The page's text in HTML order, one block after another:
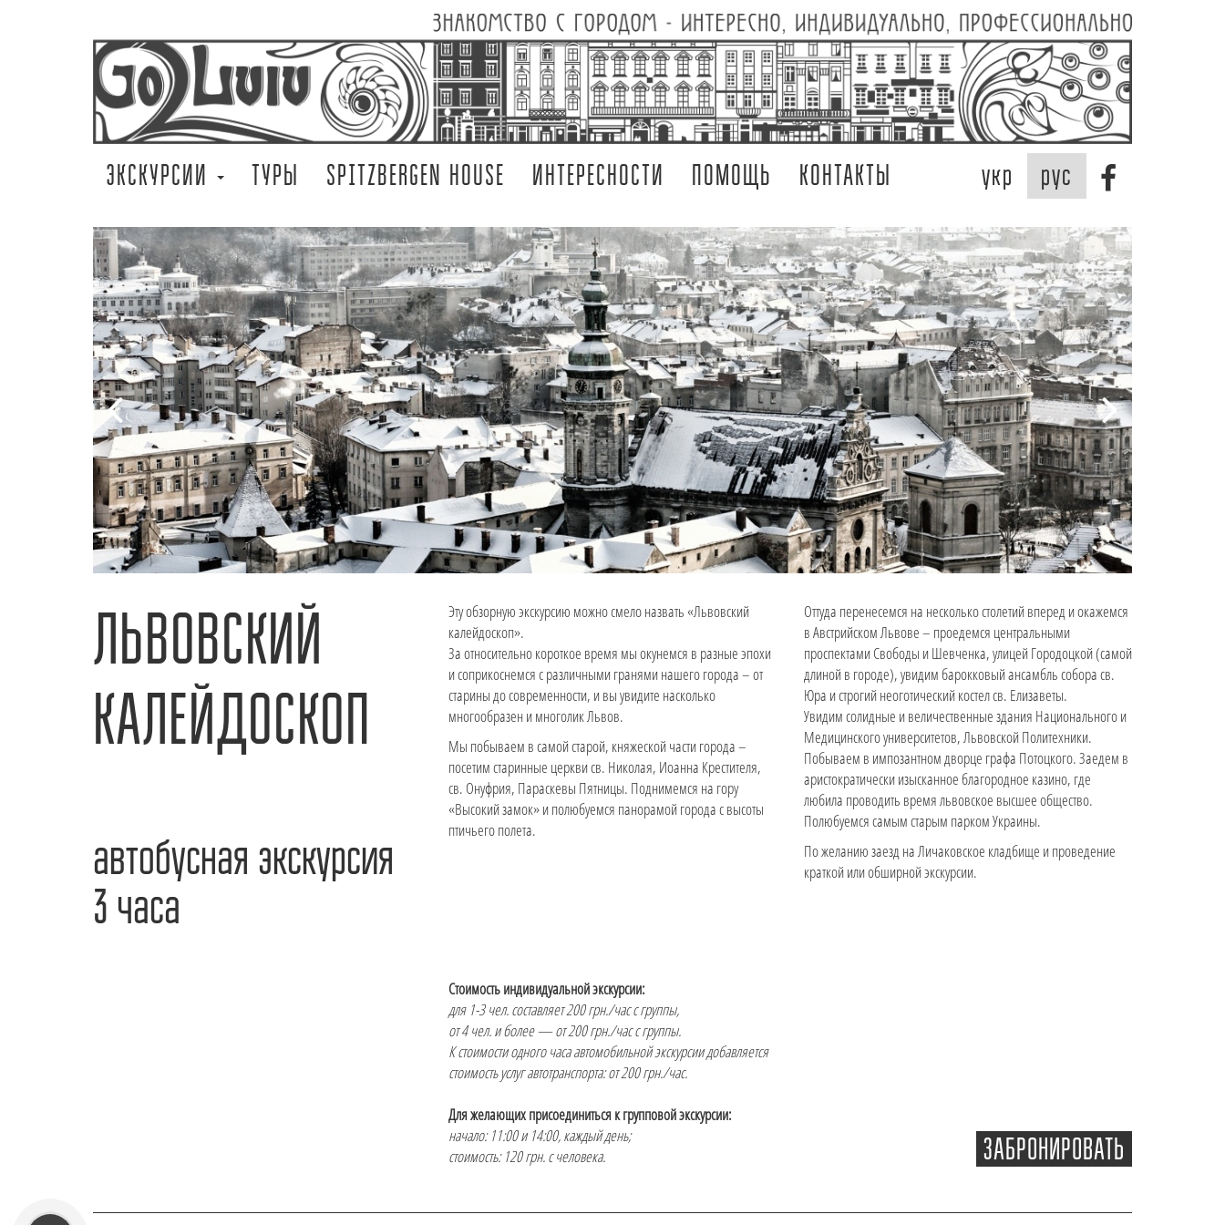
ЭКСКУРСИИ ТУРЫ SPITZBERGEN HOUSE ИНТЕРЕСНОСТИ ПОМОЩЬ КОНТАКТЫ рус
укр
ЛЬВОВСКИЙ
КАЛЕЙДОСКОП
автобусная экскурсия
3 часа
Эту обзорную экскурсию можно смело назвать «Львовский
калейдоскоп».
За относительно короткое время мы окунемся в разные эпохи
и соприкоснемся с различными гранями нашего города – от
старины до современности, и вы увидите насколько
многообразен и многолик Львов.
Мы побываем в самой старой, княжеской части города –
посетим старинные церкви св. Николая, Иоанна Крестителя,
св. Онуфрия, Параскевы Пятницы. Поднимемся на гору
«Высокий замок» и полюбуемся панорамой города с высоты
птичьего полета.
Оттуда перенесемся на несколько столетий вперед и окажемся
в Австрийском Львове – проедемся центральными
проспектами Свободы и Шевченка, улицей Городоцкой (самой
длиной в городе), увидим барокковый ансамбль собора св.
Юра и строгий неоготический костел св. Елизаветы.
Увидим солидные и величественные здания Национального и
Медицинского университетов, Львовской Политехники.
Побываем в импозантном дворце графа Потоцкого. Заедем в
аристократически изысканное благородное казино, где
любила проводить время львовское высшее общество.
Полюбуемся самым старым парком Украины.
По желанию заезд на Личаковское кладбище и проведение
краткой или обширной экскурсии.
Стоимость индивидуальной экскурсии:
для 1-3 чел. составляет 200 грн./час с группы,
от 4 чел. и более — от 200 грн./час с группы.
К стоимости одного часа автомобильной экскурсии добавляется
стоимость услуг автотранспорта: от 200 грн./час.
Для желающих присоединиться к групповой экскурсии:
начало: 11:00 и 14:00, каждый день;
стоимость: 120 грн. с человека.
ЗАБРОНИРОВАТЬ